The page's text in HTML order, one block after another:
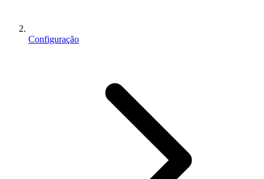
Configuração